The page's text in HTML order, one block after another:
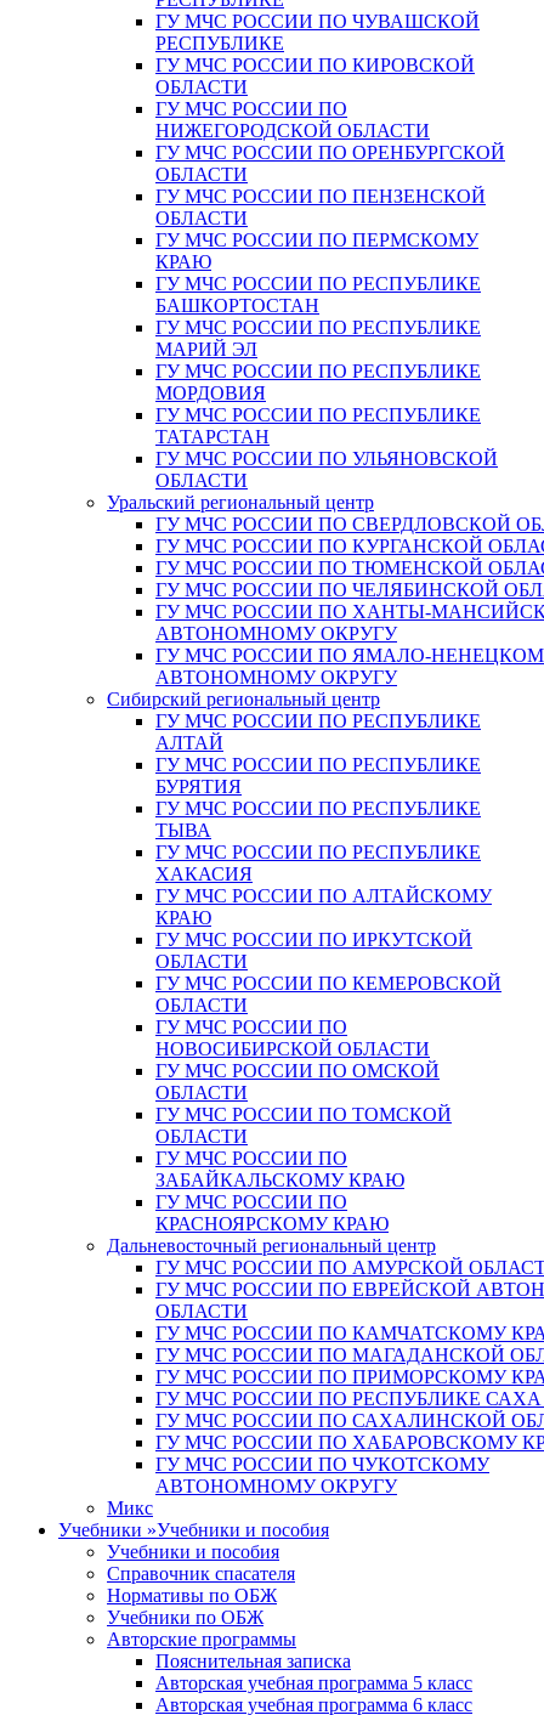
ГУ МЧС РОССИИ ПО ЧУВАШСКОЙ
РЕСПУБЛИКЕ
ГУ МЧС РОССИИ ПО КИРОВСКОЙ
ОБЛАСТИ
ГУ МЧС РОССИИ ПО
НИЖЕГОРОДСКОЙ ОБЛАСТИ
ГУ МЧС РОССИИ ПО ОРЕНБУРГСКОЙ
ОБЛАСТИ
ГУ МЧС РОССИИ ПО ПЕНЗЕНСКОЙ
ОБЛАСТИ
ГУ МЧС РОССИИ ПО ПЕРМСКОМУ
КРАЮ
ГУ МЧС РОССИИ ПО РЕСПУБЛИКЕ
БАШКОРТОСТАН
ГУ МЧС РОССИИ ПО РЕСПУБЛИКЕ
МАРИЙ ЭЛ
ГУ МЧС РОССИИ ПО РЕСПУБЛИКЕ
МОРДОВИЯ
ГУ МЧС РОССИИ ПО РЕСПУБЛИКЕ
ТАТАРСТАН
ГУ МЧС РОССИИ ПО УЛЬЯНОВСКОЙ
ОБЛАСТИ
Уральский региональный центр
ГУ МЧС РОССИИ ПО СВЕРДЛОВСКОЙ
ГУ МЧС РОССИИ ПО КУРГАНСКОЙ
ГУ МЧС РОССИИ ПО ТЮМЕНСКОЙ
ГУ МЧС РОССИИ ПО ЧЕЛЯБИНСКОЙ
ГУ МЧС РОССИИ ПО ХАНТЫ-
АВТОНОМНОМУ ОКРУГУ
ГУ МЧС РОССИИ ПО ЯМАЛО-
АВТОНОМНОМУ ОКРУГУ
Сибирский региональный центр
ГУ МЧС РОССИИ ПО РЕСПУБЛИКЕ
АЛТАЙ
ГУ МЧС РОССИИ ПО РЕСПУБЛИКЕ
БУРЯТИЯ
ГУ МЧС РОССИИ ПО РЕСПУБЛИКЕ
ТЫВА
ГУ МЧС РОССИИ ПО РЕСПУБЛИКЕ
ХАКАСИЯ
ГУ МЧС РОССИИ ПО АЛТАЙСКОМУ
КРАЮ
ГУ МЧС РОССИИ ПО ИРКУТСКОЙ
ОБЛАСТИ
ГУ МЧС РОССИИ ПО КЕМЕРОВСКОЙ
ОБЛАСТИ
ГУ МЧС РОССИИ ПО
НОВОСИБИРСКОЙ ОБЛАСТИ
ГУ МЧС РОССИИ ПО ОМСКОЙ
ОБЛАСТИ
ГУ МЧС РОССИИ ПО ТОМСКОЙ
ОБЛАСТИ
ГУ МЧС РОССИИ ПО
ЗАБАЙКАЛЬСКОМУ КРАЮ
ГУ МЧС РОССИИ ПО
КРАСНОЯРСКОМУ КРАЮ
Дальневосточный региональный центр
ГУ МЧС РОССИИ ПО АМУРСКОЙ
ГУ МЧС РОССИИ ПО ЕВРЕЙСКОЙ
ОБЛАСТИ
ГУ МЧС РОССИИ ПО КАМЧАТСКОМУ
ГУ МЧС РОССИИ ПО МАГАДАНСКОЙ
ГУ МЧС РОССИИ ПО ПРИМОРСКОМУ
ГУ МЧС РОССИИ ПО РЕСПУБЛИКЕ
ГУ МЧС РОССИИ ПО САХАЛИНСКОЙ
ГУ МЧС РОССИИ ПО ХАБАРОВСКОМУ
ГУ МЧС РОССИИ ПО ЧУКОТСКОМУ
АВТОНОМНОМУ ОКРУГУ
Микс
Учебники »Учебники и пособия
Учебники и пособия
Справочник спасателя
Нормативы по ОБЖ
Учебники по ОБЖ
Авторские программы
Пояснительная записка
Авторская учебная программа 5 класс
Авторская учебная программа 6 класс